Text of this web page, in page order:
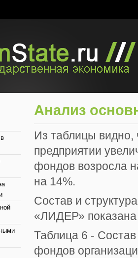
Анализ
Из таблицы видно,
предприятии
фондов возросла
на 14%.
Состав и
«ЛИДЕР» показана
Таблица 6 -
фондов